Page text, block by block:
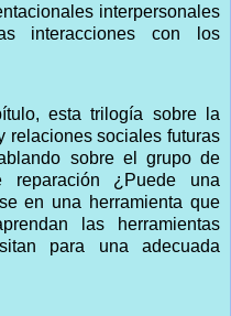
interpersonales
interacciones con los
esta trilogía sobre la
relaciones sociales futuras
sobre el grupo de
reparación ¿Puede una
en una herramienta que
las herramientas
para una adecuada